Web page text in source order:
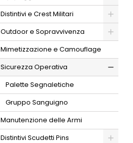
Distintivi e Crest Militari
Outdoor e Sopravvivenza
Mimetizzazione e Camouflage
Sicurezza Operativa
Palette Segnaletiche
Gruppo Sanguigno
Manutenzione delle Armi
Distintivi Scudetti Pins